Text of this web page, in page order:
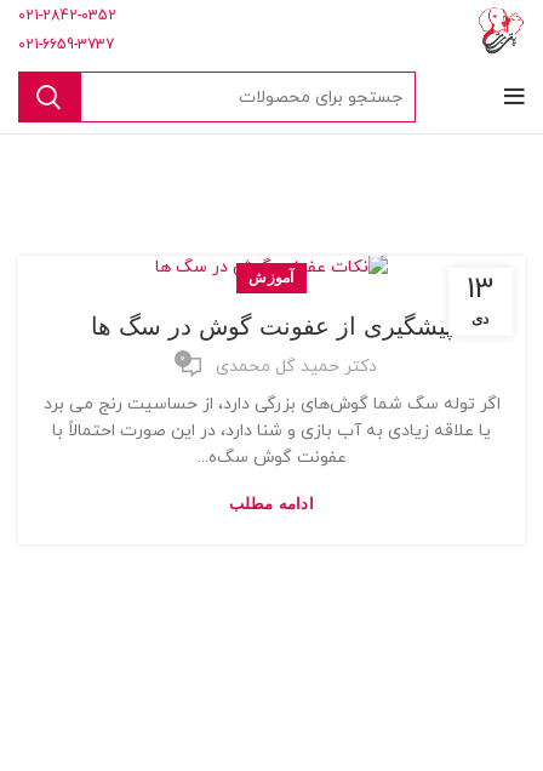
021-2842-0352
021-6659-3737
13
دی
آموزش
پیشگیری از عفونت گوش در سگ ها
دکتر حمید گل محمدی 0
اگر توله سگ شما گوش‌های بزرگی دارد، از حساسیت رنج می برد
یا علاقه زیادی به آب بازی و شنا دارد، در این صورت احتمالاً با
عفونت گوش سگ‌ه...
ادامه مطلب